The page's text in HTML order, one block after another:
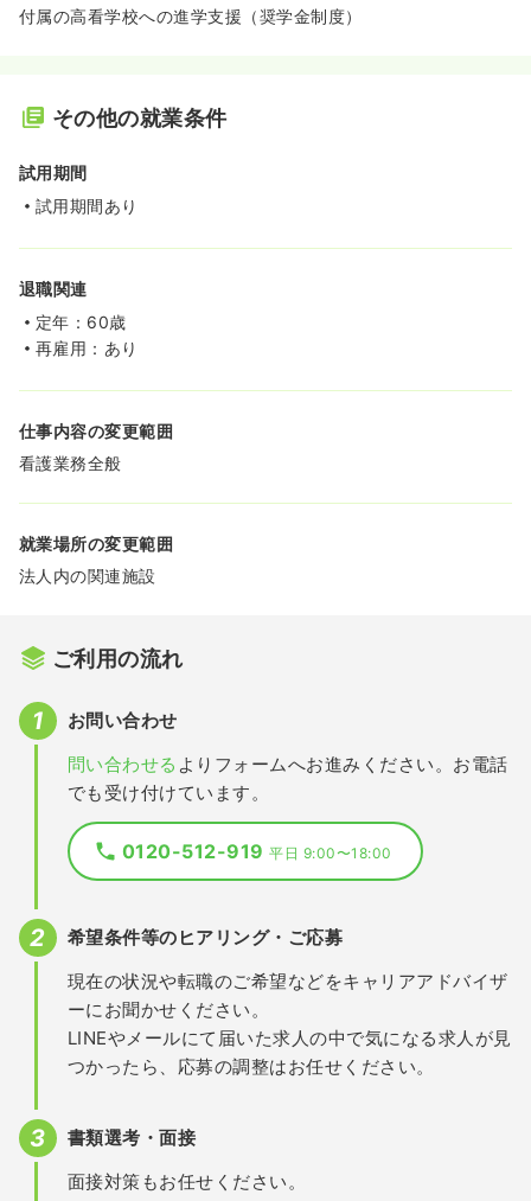
付属の高看学校への進学支援（奨学金制度）
その他の就業条件
試用期間
試用期間あり
退職関連
定年：60歳
再雇用：あり
仕事内容の変更範囲
看護業務全般
就業場所の変更範囲
法人内の関連施設
ご利用の流れ
お問い合わせ
問い合わせる よりフォームへお進みください。お電話
でも受け付けています。
0120-512-919平日 9:00〜18:00
希望条件等のヒアリング・ご応募
現在の状況や転職のご希望などをキャリアアドバイザ
ーにお聞かせください。
LINEやメールにて届いた求人の中で気になる求人が見
つかったら、応募の調整はお任せください。
書類選考・面接
面接対策もお任せください。